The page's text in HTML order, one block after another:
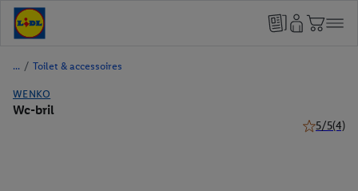
/ Toilet & accessoires
WENKO
Wc-bril
5/5(4)